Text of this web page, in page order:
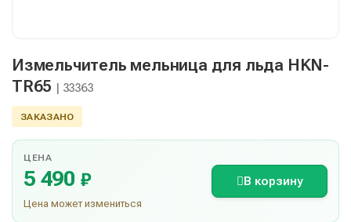
Измельчитель мельница для льда HKN-
TR65 | 33363
ЗАКАЗАНО
ЦЕНА
5 490 ₽
Цена может измениться
В корзину